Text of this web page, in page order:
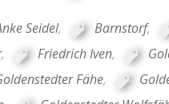
Seidel, Barnstorf,
, Friedrich Iven,
Fähe,